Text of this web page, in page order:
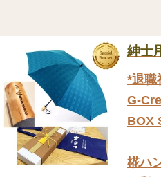
紳士
*退職
G-
BOX
椛ハ